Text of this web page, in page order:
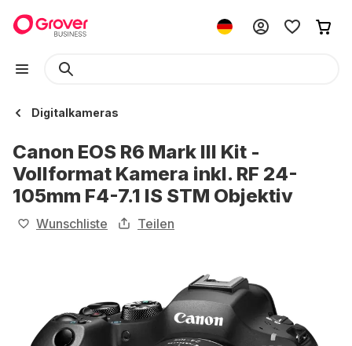
Digitalkameras
Canon EOS R6 Mark III Kit -
Vollformat Kamera inkl. RF 24-
105mm F4-7.1 IS STM Objektiv
Wunschliste Teilen